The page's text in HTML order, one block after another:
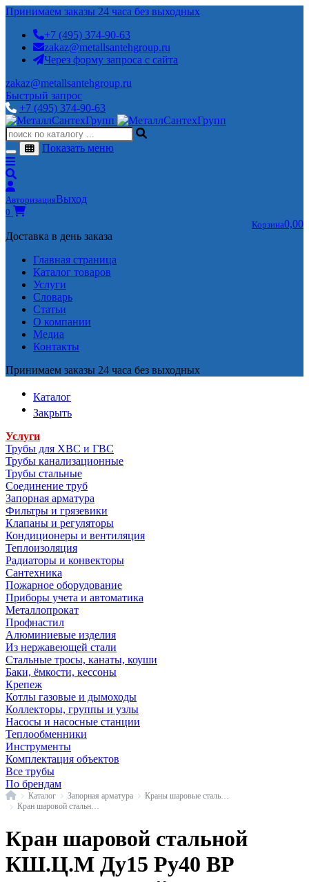
Принимаем заказы 24 часа без выходных
+7 (495) 374-90-63
zakaz@metallsantehgroup.ru
Через форму запроса с сайта
zakaz@metallsantehgroup.ru
Быстрый запрос
+7 (495) 374-90-63
Показать меню
АвторизацияВыход
0
Корзина0,00
Доставка в день заказа
Главная страница
Каталог товаров
Услуги
Словарь
Статьи
О компании
Медиа
Контакты
Принимаем заказы 24 часа без выходных
Каталог
Закрыть
Услуги
Трубы для ХВС и ГВС
Трубы канализационные
Трубы стальные
Соединение труб
Запорная арматура
Фильтры и грязевики
Клапаны и регуляторы
Кондиционеры и вентиляция
Теплоизоляция
Радиаторы и конвекторы
Сантехника
Пожарное оборудование
Приборы учета и автоматика
Металлопрокат
Профнастил
Алюминиевые изделия
Из нержавеющей стали
Стальные тросы, канаты, коуши
Баки, ёмкости, кессоны
Крепеж
Котлы газовые и дымоходы
Коллекторы, группы и узлы
Насосы и насосные станции
Теплообменники
Инструменты
Комплектация объектов
Все трубы
По брендам
ГлавнаяКаталог Запорная арматура
Кран шаровой стальной КШ.Ц.М в/р полнопроходной LD
Кран шаровой стальной
КШ.Ц.М Ду15 Ру40 ВР